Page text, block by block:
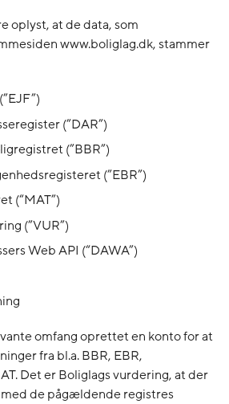
oplyst, at de data, som
www.boliglag.dk, stammer
(”DAR”)
(”BBR”)
(”EBR”)
(“MAT”)
(”VUR”)
Web API (“DAWA”)
omfang oprettet en konto for at
fra bl.a. BBR, EBR,
Det er Boliglags vurdering, at der
de pågældende registres